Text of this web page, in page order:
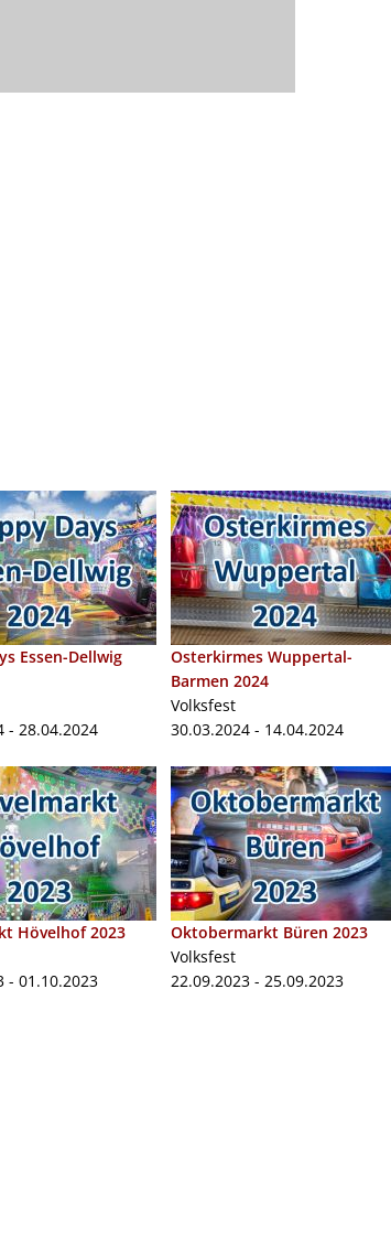
Essen-Dellwig
- 28.04.2024
Hövelhof 2023
- 01.10.2023
Osterkirmes Wuppertal-
Barmen 2024
Volksfest
30.03.2024 - 14.04.2024
Oktobermarkt Büren 2023
Volksfest
22.09.2023 - 25.09.2023